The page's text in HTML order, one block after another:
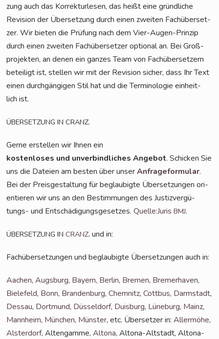
zung auch das Kor­rek­tur­le­sen, das heißt eine gründ­li­che
Revi­si­on der Über­set­zung durch einen zwei­ten Fach­über­set­
zer. Wir bie­ten die Prü­fung nach dem Vier-Augen-Prin­zip
durch einen zwei­ten Fach­über­set­zer optio­nal an. Bei Groß­
pro­jek­ten, an denen ein gan­zes Team von Fach­über­set­zern
betei­ligt ist, stel­len wir mit der Revi­si­on sicher, dass Ihr Text
einen durch­gän­gi­gen Stil hat und die Ter­mi­no­lo­gie ein­heit­
lich ist.
ÜBERSETZUNG IN CRANZ.
Ger­ne erstel­len wir Ihnen ein
kos­ten­lo­ses und unver­bind­li­ches Ange­bot. Schi­cken Sie
uns die Datei­en am bes­ten über unserAnfra­ge­for­mu­lar.
Bei der Preis­ge­stal­tung für beglau­big­te Über­set­zun­gen ori­
en­tie­ren wir uns an den Bestim­mun­gen des Jus­tiz­ver­gü­
tungs- und Ent­schä­di­gungs­ge­set­zes.Quelle:JurisBMJ.
ÜBERSETZUNG IN CRANZ. und in:
Fach­über­set­zun­gen und beglau­big­te Über­set­zun­gen auch in:
Aachen,Augs­burg, Bay­ern, Ber­lin, Bre­men, Bre­mer­ha­ven,
Bie­le­feld, Bonn, Bran­den­burg,Chem­nitz,Cott­bus, Darm­stadt,
Des­sau, Dort­mund, Düs­sel­dorf, Duis­burg, Lüne­burg, Mainz,
Mann­heim, Mün­chen, Müns­ter, etc. Über­set­zer in:Aller­mö­he,
Als­ter­dorf, Alten­gam­me,Alto­na, Alto­na-Alt­stadt, Alto­na-